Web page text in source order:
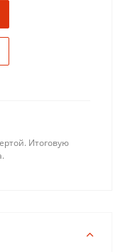
Итоговую